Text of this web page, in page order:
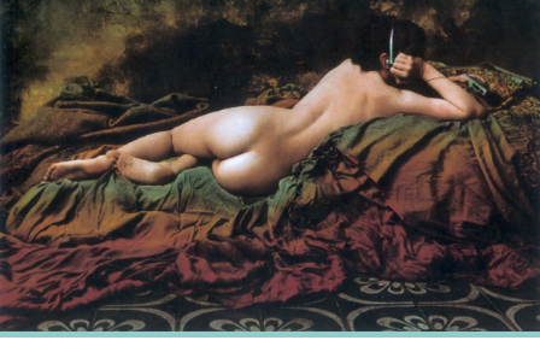
ELÉRHETŐSÉG
PALOTASÉTÁK ÉS VEZETÉSEK
KÖZÉRDEKŰ ADATOK